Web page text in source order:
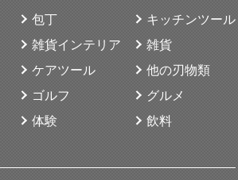
包丁
キッチンツール
雑貨インテリア
雑貨
ケアツール
他の刃物類
ゴルフ
グルメ
体験
飲料